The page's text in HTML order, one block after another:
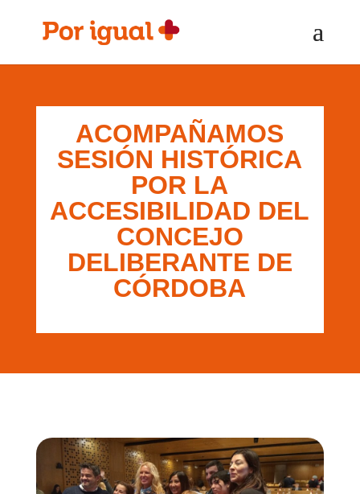
contenido
navegación
ACOMPAÑAMOS
SESIÓN HISTÓRICA
POR LA
ACCESIBILIDAD DEL
CONCEJO
DELIBERANTE DE
CÓRDOBA